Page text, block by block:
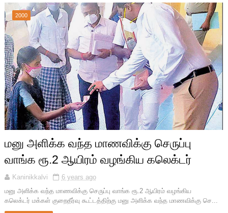
2000
மனு அளிக்க வந்த மாணவிக்கு செருப்பு
வாங்க ரூ.2 ஆயிரம் வழங்கிய கலெக்டர்
Kaninikkalvi
6 years ago
மனு அளிக்க வந்த மாணவிக்கு செருப்பு வாங்க ரூ.2 ஆயிரம் வழங்கிய
கலெக்டர் மக்கள் குறைதீர்வு கூட்டத்திற்கு மனு அளிக்க வந்த மாணவிக்கு செ...